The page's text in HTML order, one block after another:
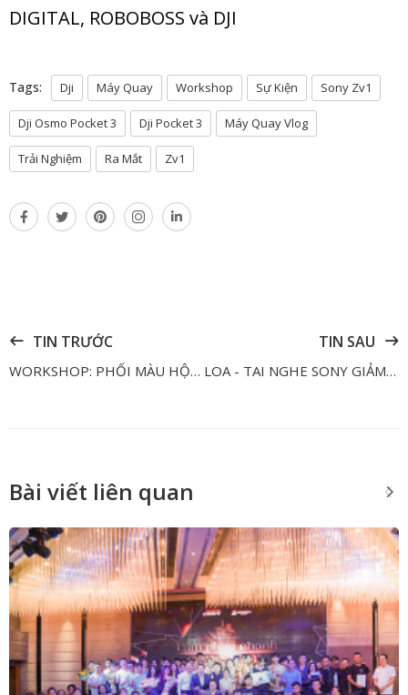
DIGITAL, ROBOBOSS và DJI
Tags: Dji Máy Quay Workshop Sự Kiện Sony Zv1
Dji Osmo Pocket 3 Dji Pocket 3 Máy Quay Vlog
Trải Nghiệm Ra Mắt Zv1
TIN TRƯỚC
WORKSHOP: PHỐI MÀU HỘI HỌA TRONG NHIẾP ẢNH
TIN SAU
LOA - TAI NGHE SONY GIẢM ĐẾN 1.400.000
Bài viết liên quan